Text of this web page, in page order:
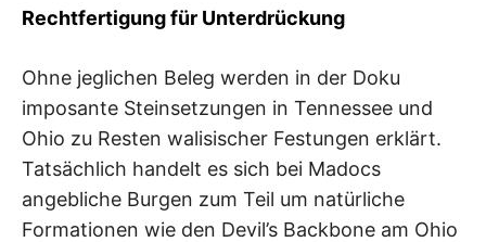
Rechtfertigung für Unterdrückung
Ohne jeglichen Beleg werden in der Doku
imposante Steinsetzungen in Tennessee und
Ohio zu Resten walisischer Festungen erklärt.
Tatsächlich handelt es sich bei Madocs
angebliche Burgen zum Teil um natürliche
Formationen wie den Devil’s Backbone am Ohio